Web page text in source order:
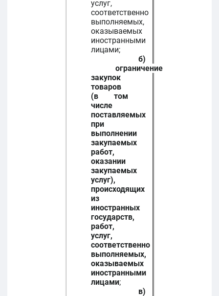
услуг,
соответственно
выполняемых,
оказываемых
иностранными
лицами;
б)
ограничение
закупок
товаров
(в том
числе
поставляемых
при
выполнении
закупаемых
работ,
оказании
закупаемых
услуг),
происходящих
из
иностранных
государств,
работ,
услуг,
соответственно
выполняемых,
оказываемых
иностранными
лицами;
в)